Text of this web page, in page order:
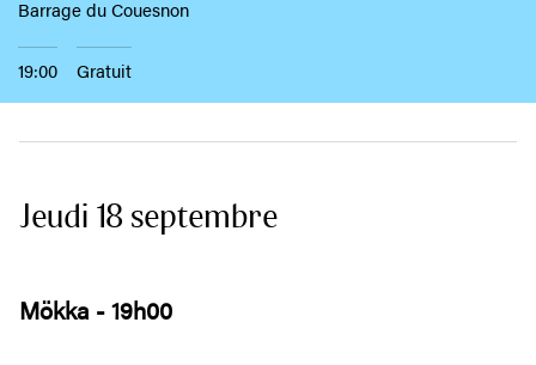
Barrage du Couesnon
19:00 Gratuit
Jeudi 18 septembre
Mökka - 19h00